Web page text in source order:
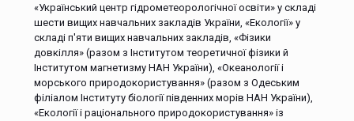
«Український центр гідрометеорологічної освіти» у складі
шести вищих навчальних закладів України, «Екології» у
складі п'яти вищих навчальних закладів, «Фізики
довкілля» (разом з Інститутом теоретичної фізики й
Інститутом магнетизму НАН України), «Океанології і
морського природокористування» (разом з Одеським
філіалом Інституту біології південних морів НАН України),
«Екології і раціонального природокористування» із